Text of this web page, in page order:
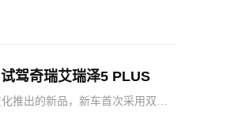
驾奇瑞艾瑞泽5 PLUS
推出的新品，新车首次采用双前